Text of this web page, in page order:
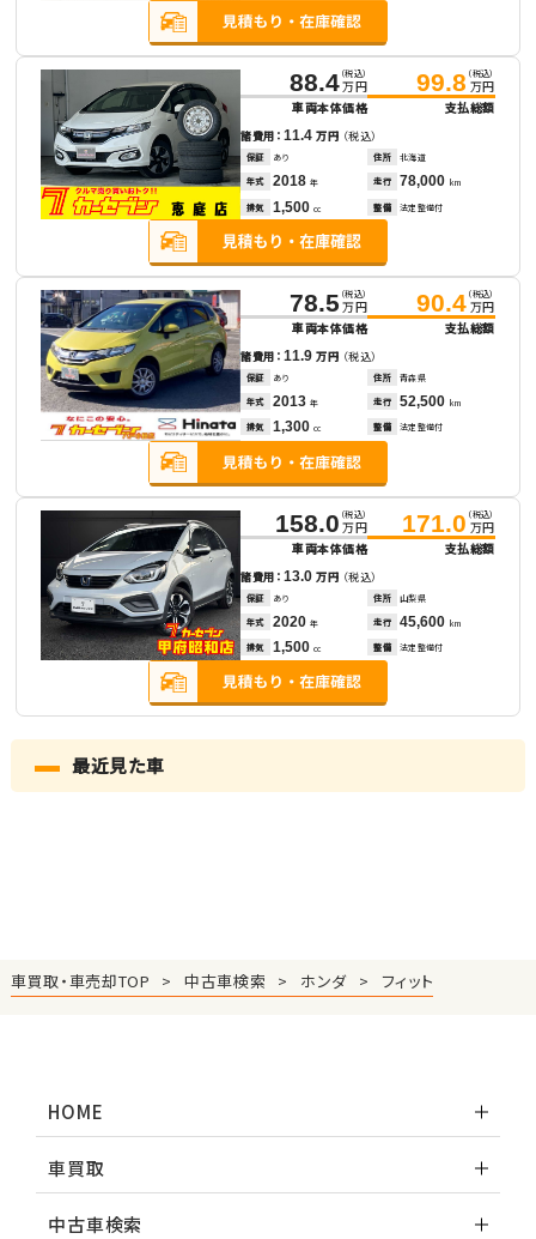
88.4 （税込）
万円
車両本体価格
99.8 （税込）
万円
支払総額
諸費用：11.4万円 （税込）
保証 あり 住所 北海道
年式 2018 年 走行 78,000 km
排気 1,500 cc 整備 法定整備付
78.5 （税込）
万円
車両本体価格
90.4 （税込）
万円
支払総額
諸費用：11.9万円 （税込）
保証 あり 住所 青森県
年式 2013 年 走行 52,500 km
排気 1,300 cc 整備 法定整備付
158.0 （税込）
万円
車両本体価格
171.0 （税込）
万円
支払総額
諸費用：13.0万円 （税込）
保証 あり 住所 山梨県
年式 2020 年 走行 45,600 km
排気 1,500 cc 整備 法定整備付
最近見た車
車買取・車売却TOP 中古車検索 ホンダ フィット
HOME
車買取
中古車検索